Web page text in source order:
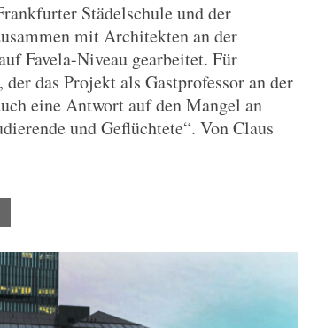
Städelschule und der
mit Architekten an der
Favela-Niveau gearbeitet. Für
das Projekt als Gastprofessor an der
eine Antwort auf den Mangel an
und Geflüchtete“. Von Claus